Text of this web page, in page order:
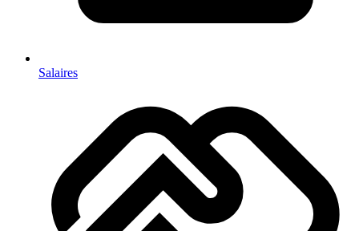
Salaires